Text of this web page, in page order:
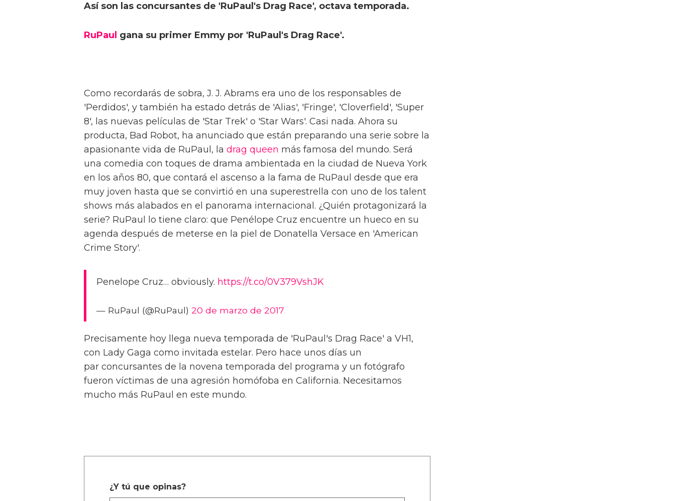
Así son las concursantes de 'RuPaul's Drag Race', octava temporada.
RuPaul gana su primer Emmy por 'RuPaul's Drag Race'.
Como recordarás de sobra, J. J. Abrams era uno de los responsables de
'Perdidos', y también ha estado detrás de 'Alias', 'Fringe', 'Cloverfield', 'Super
8', las nuevas películas de 'Star Trek' o 'Star Wars'. Casi nada. Ahora su
producta, Bad Robot, ha anunciado que están preparando una serie sobre la
apasionante vida de RuPaul, la drag queen más famosa del mundo. Será
una comedia con toques de drama ambientada en la ciudad de Nueva York
en los años 80, que contará el ascenso a la fama de RuPaul desde que era
muy joven hasta que se convirtió en una superestrella con uno de los talent
shows más alabados en el panorama internacional. ¿Quién protagonizará la
serie? RuPaul lo tiene claro: que Penélope Cruz encuentre un hueco en su
agenda después de meterse en la piel de Donatella Versace en 'American
Crime Story'.
Penelope Cruz… obviously. https://t.co/0V379VshJK
— RuPaul (@RuPaul) 20 de marzo de 2017
Precisamente hoy llega nueva temporada de 'RuPaul's Drag Race' a VH1,
con Lady Gaga como invitada estelar. Pero hace unos días un
par concursantes de la novena temporada del programa y un fotógrafo
fueron víctimas de una agresión homófoba en California. Necesitamos
mucho más RuPaul en este mundo.
¿Y tú que opinas?